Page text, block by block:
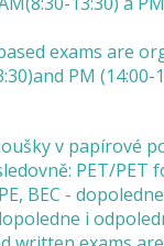
exams are
PM (14:00-
v papírové
PET/PET
BEC -
i